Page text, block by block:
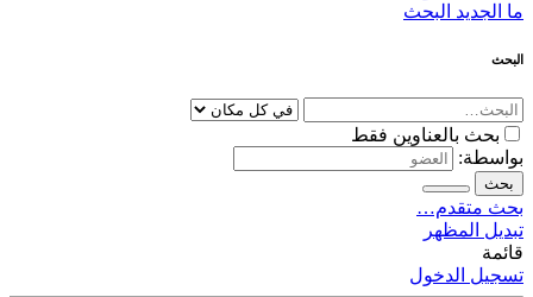
ما الجديد البحث
البحث
بحث بالعناوين فقط
بواسطة:
بحث
بحث متقدم…
تبديل المظهر
قائمة
تسجيل الدخول